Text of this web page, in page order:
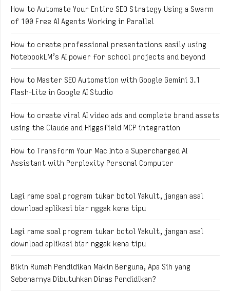
How to Automate Your Entire SEO Strategy Using a Swarm
of 100 Free AI Agents Working in Parallel
How to create professional presentations easily using
NotebookLM’s AI power for school projects and beyond
How to Master SEO Automation with Google Gemini 3.1
Flash-Lite in Google AI Studio
How to create viral AI video ads and complete brand assets
using the Claude and Higgsfield MCP integration
How to Transform Your Mac Into a Supercharged AI
Assistant with Perplexity Personal Computer
Lagi rame soal program tukar botol Yakult, jangan asal
download aplikasi biar nggak kena tipu
Lagi rame soal program tukar botol Yakult, jangan asal
download aplikasi biar nggak kena tipu
Bikin Rumah Pendidikan Makin Berguna, Apa Sih yang
Sebenarnya Dibutuhkan Dinas Pendidikan?